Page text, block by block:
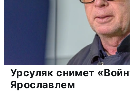
Урсуляк снимет
Ярославлем